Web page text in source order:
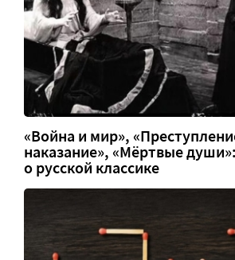
«Война и мир»,
наказание», «Мёртвые
о русской классике